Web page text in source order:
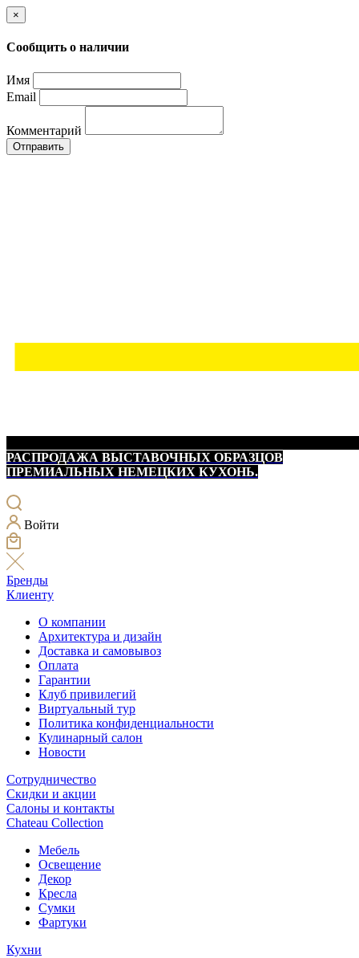
×
Сообщить о наличии
Имя
Email
Комментарий
Отправить
РАСПРОДАЖА ВЫСТАВОЧНЫХ ОБРАЗЦОВ
ПРЕМИАЛЬНЫХ НЕМЕЦКИХ КУХОНЬ.
Войти
Бренды
Клиенту
О компании
Архитектура и дизайн
Доставка и самовывоз
Оплата
Гарантии
Клуб привилегий
Виртуальный тур
Политика конфиденциальности
Кулинарный салон
Новости
Сотрудничество
Скидки и акции
Салоны и контакты
Chateau Collection
Мебель
Освещение
Декор
Кресла
Сумки
Фартуки
Кухни